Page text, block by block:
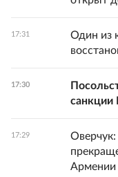
17:31
Один из
17:30
санкции
17:29
Армении